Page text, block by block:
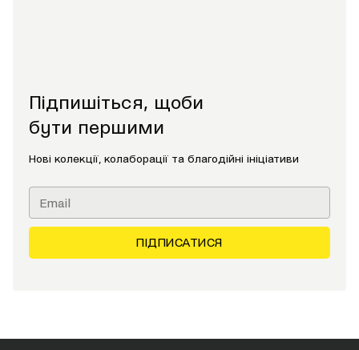
Підпишіться, щоби
бути першими
Нові колекції, колаборації та благодійні ініціативи